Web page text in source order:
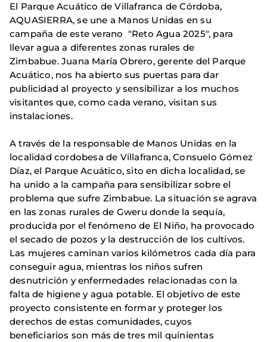
El Parque Acuático de Villafranca de Córdoba,
AQUASIERRA, se une a Manos Unidas en su
campaña de este verano "Reto Agua 2025", para
llevar agua a diferentes zonas rurales de
Zimbabue. Juana María Obrero, gerente del Parque
Acuático, nos ha abierto sus puertas para dar
publicidad al proyecto y sensibilizar a los muchos
visitantes que, como cada verano, visitan sus
instalaciones.
A través de la responsable de Manos Unidas en la
localidad cordobesa de Villafranca, Consuelo Gómez
Díaz, el Parque Acuático, sito en dicha localidad, se
ha unido a la campaña para sensibilizar sobre el
problema que sufre Zimbabue. La situación se agrava
en las zonas rurales de Gweru donde la sequía,
producida por el fenómeno de El Niño, ha provocado
el secado de pozos y la destrucción de los cultivos.
Las mujeres caminan varios kilómetros cada día para
conseguir agua, mientras los niños sufren
desnutrición y enfermedades relacionadas con la
falta de higiene y agua potable. El objetivo de este
proyecto consistente en formar y proteger los
derechos de estas comunidades, cuyos
beneficiarios son más de tres mil quinientas